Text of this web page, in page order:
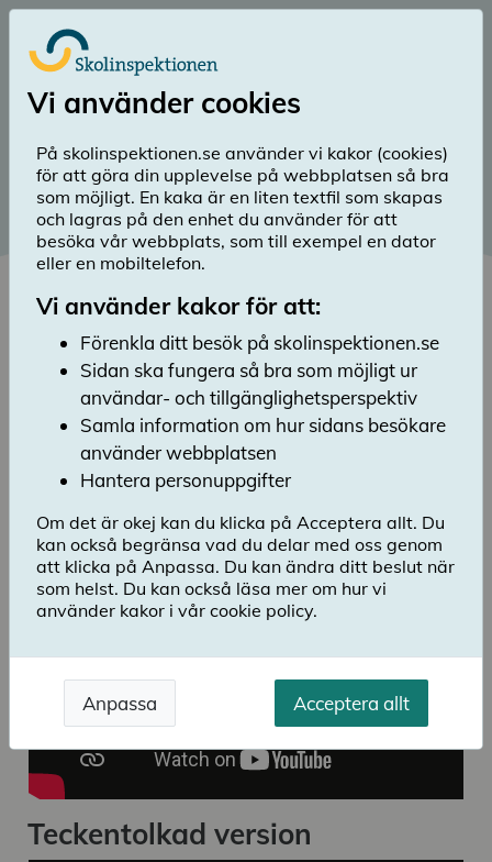
Till huvudinnehåll
searchSök
Publicerad: 17 februari 2025
Informationsfilm för elever
Lyssna
Den här filmen visar och förklarar på ett
besök på en skola. Filmen är tänkt att visas
inför besök, och vänder sig främst till elever i
grundskolan.
Följande språk finns tillgängliga som undertexter:
lättläst svenska, lulesamiska, nordsamiska,
meänkieli, romani, finska, jiddisch, engelska,
polska och somaliska.
Teckentolkad version
Vi använder cookies
På skolinspektionen.se använder vi kakor (cookies)
för att göra din upplevelse på webbplatsen så bra
som möjligt. En kaka är en liten textfil som skapas
och lagras på den enhet du använder för att
besöka vår webbplats, som till exempel en dator
eller en mobiltelefon.
Vi använder kakor för att:
Förenkla ditt besök på skolinspektionen.se
Sidan ska fungera så bra som möjligt ur
användar- och tillgänglighetsperspektiv
Samla information om hur sidans besökare
använder webbplatsen
Hantera personuppgifter
Om det är okej kan du klicka på Acceptera allt. Du
kan också begränsa vad du delar med oss genom
att klicka på Anpassa. Du kan ändra ditt beslut när
som helst. Du kan också läsa mer om hur vi
använder kakor i vår cookie policy.
Anpassa Acceptera allt